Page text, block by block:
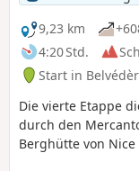
der Hütte
Höhenunterschied
9,23 km
4:20 Std.
Start in
Die vierte Etappe
durch den
Berghütte von